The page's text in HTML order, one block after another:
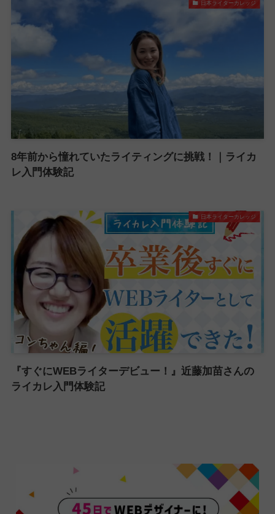
日本ライターカレッジ
8年前から憧れていたライティングに挑戦！｜ライカ
レ入門体験記
日本ライターカレッジ
『すぐにWEBライターデビュー！』近藤加苗さんの
ライカレ入門体験記